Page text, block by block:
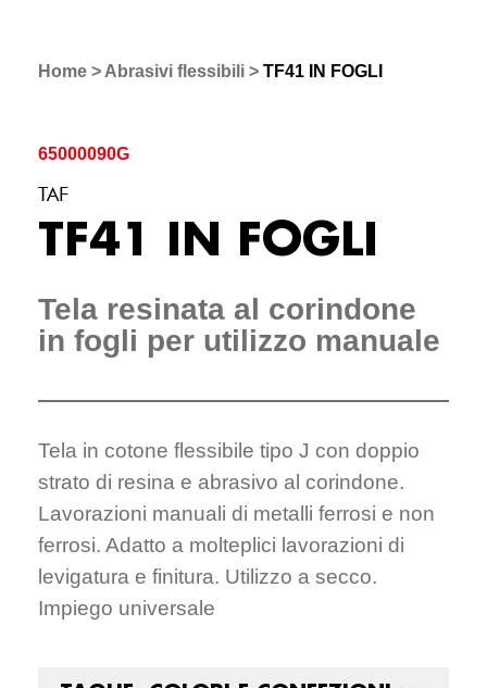
Home > Abrasivi flessibili > TF41 IN FOGLI
65000090G
TAF
TF41 IN FOGLI
Tela resinata al corindone
in fogli per utilizzo manuale
Tela in cotone flessibile tipo J con doppio
strato di resina e abrasivo al corindone.
Lavorazioni manuali di metalli ferrosi e non
ferrosi. Adatto a molteplici lavorazioni di
levigatura e finitura. Utilizzo a secco.
Impiego universale